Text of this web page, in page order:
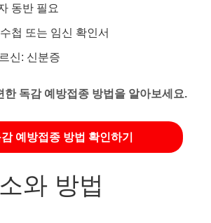
동반 필요
첩 또는 임신 확인서
신: 신분증
한 독감 예방접종 방법을 알아보세요.
예방접종 방법 확인하기
와 방법